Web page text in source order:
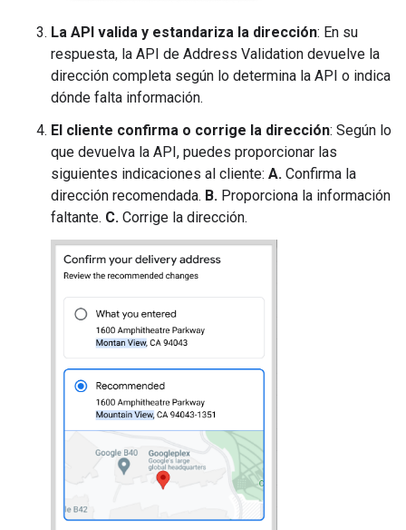
La API valida y estandariza la dirección: En su
respuesta, la API de Address Validation devuelve la
dirección completa según lo determina la API o indica
dónde falta información.
El cliente confirma o corrige la dirección: Según lo
que devuelva la API, puedes proporcionar las
siguientes indicaciones al cliente: A. Confirma la
dirección recomendada. B. Proporciona la información
faltante. C. Corrige la dirección.